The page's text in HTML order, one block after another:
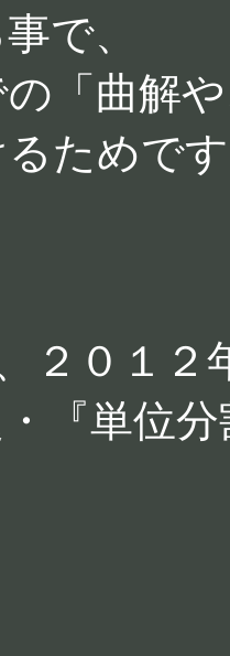
で、
「曲解
ためで
２０１２
『単位